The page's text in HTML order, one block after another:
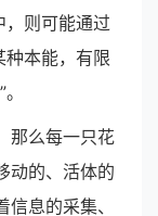
，则可能通过
种本能，有限
那么每一只花
动的、活体的
息的采集、